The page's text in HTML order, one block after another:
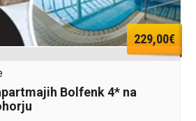
229,00€
Bolfenk 4* na